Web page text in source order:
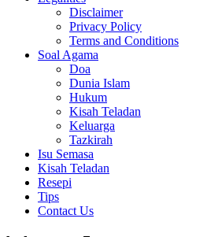
Disclaimer
Privacy Policy
Terms and Conditions
Soal Agama
Doa
Dunia Islam
Hukum
Kisah Teladan
Keluarga
Tazkirah
Isu Semasa
Kisah Teladan
Resepi
Tips
Contact Us